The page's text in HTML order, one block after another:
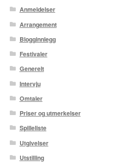
Anmeldelser
Arrangement
Blogginnlegg
Festivaler
Generelt
Intervju
Omtaler
Priser og utmerkelser
Spilleliste
Utgivelser
Utstilling